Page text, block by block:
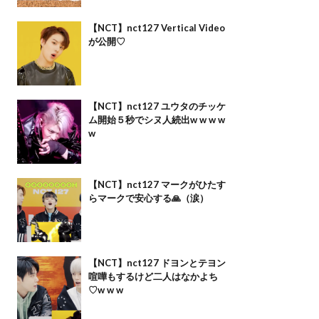
【NCT】nct127 Vertical Video
が公開♡
【NCT】nct127 ユウタのチッケ
ム開始５秒でシヌ人続出w w w w
w
【NCT】nct127 マークがひたす
らマークで安心する🙏（涙）
【NCT】nct127 ドヨンとテヨン
喧嘩もするけど二人はなかよち
♡w w w